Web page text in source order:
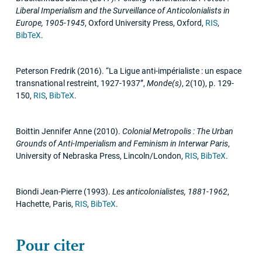
Liberal Imperialism and the Surveillance of Anticolonialists in
Europe, 1905-1945, Oxford University Press, Oxford, RIS,
BibTeX.
Peterson Fredrik (2016). “La Ligue anti-impérialiste : un espace
transnational restreint, 1927-1937”, Monde(s), 2(10), p. 129-
150, RIS, BibTeX.
Boittin Jennifer Anne (2010). Colonial Metropolis : The Urban
Grounds of Anti-Imperialism and Feminism in Interwar Paris,
University of Nebraska Press, Lincoln/London, RIS, BibTeX.
Biondi Jean-Pierre (1993). Les anticolonialistes, 1881-1962,
Hachette, Paris, RIS, BibTeX.
Pour citer